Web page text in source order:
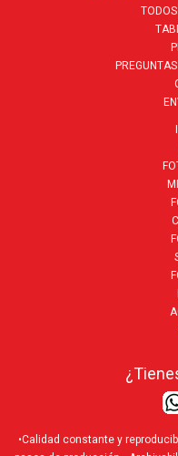
•Calidad constante y